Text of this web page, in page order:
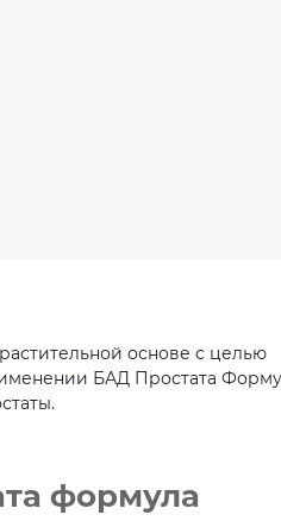
основе с целью
БАД Простата
формула